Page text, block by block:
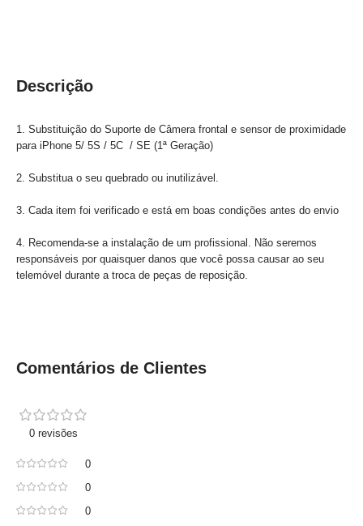
Descrição
1. Substituição do Suporte de Câmera frontal e sensor de proximidade
para iPhone 5/ 5S / 5C / SE (1ª Geração)
2. Substitua o seu quebrado ou inutilizável.
3. Cada item foi verificado e está em boas condições antes do envio
4. Recomenda-se a instalação de um profissional. Não seremos
responsáveis ​​por quaisquer danos que você possa causar ao seu
telemóvel durante a troca de peças de reposição.
Comentários de Clientes
0 revisões
0
0
0